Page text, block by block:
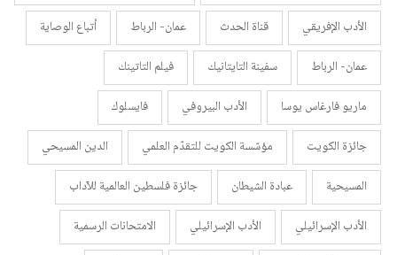
الأدب الإفريقي
قناة الحدث عمان- الرباط
أتباع الوصاية
عمان- الرباط
سفينة التايتانيك
فيلم التاتينك
ماريو فارغاس يوسا
الأدب البيروفي
فايسلوك
جائزة الكويت
مؤسّسة الكويت للتقدّم العلمي
الدين المسيحي
المسيحية
عبادة الشيطان
جائزة فلسطين العالمية للآداب
الأدب الإسرائيلي
الأدب الإسرائيلي
الامتحانات الرسمية